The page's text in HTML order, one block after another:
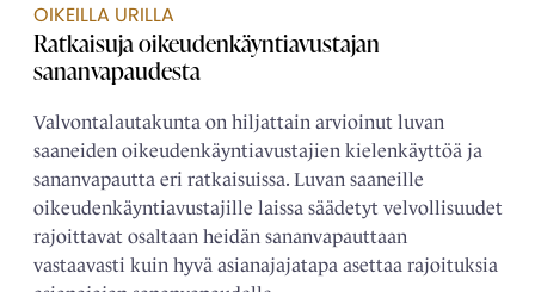
OIKEILLA URILLA
Ratkaisuja oikeudenkäyntiavustajan
sananvapaudesta
Valvontalautakunta on hiljattain arvioinut luvan
saaneiden oikeudenkäyntiavustajien kielenkäyttöä ja
sananvapautta eri ratkaisuissa. Luvan saaneille
oikeudenkäyntiavustajille laissa säädetyt velvollisuudet
rajoittavat osaltaan heidän sananvapauttaan
vastaavasti kuin hyvä asianajajatapa asettaa rajoituksia